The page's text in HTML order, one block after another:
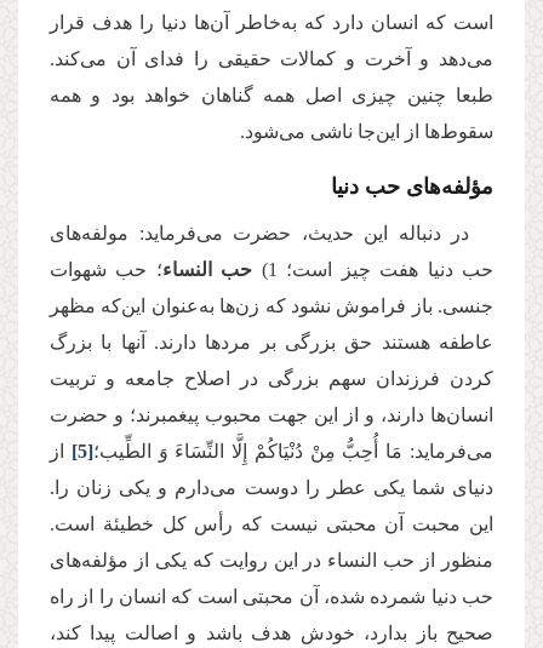
است که انسان دارد که به‌خاطر آن‌ها دنیا را هدف قرار
می‌دهد و آخرت و کمالات حقیقی را فدای آن می‌کند.
طبعا چنین چیزی اصل همه گناهان خواهد بود و همه
سقوط‌ها از این‌جا ناشی می‌شود.
مؤلفه‌های حب دنیا
در دنباله این حدیث، حضرت می‌فرماید: مولفه‌های
حب دنیا هفت چیز است؛ 1)
حب النساء؛ حب شهوات
جنسی. باز فراموش نشود که زن‌ها به‌عنوان این‌که مظهر
عاطفه هستند حق بزرگی بر مردها دارند. آنها با بزرگ‌
کردن فرزندان سهم بزرگی در اصلاح جامعه و تربیت
انسان‌ها دارند، و از این جهت محبوب پیغمبرند؛ و حضرت
می‌فرماید: مَا أُحِبُّ مِنْ دُنْیَاكُمْ إِلَّا النِّسَاءَ وَ الطِّیب؛‏[5] از
دنیای شما یکی عطر را دوست می‌دارم و یکی زنان را.
این محبت آن محبتی نیست که رأس کل خطیئة است.
منظور از حب النساء در این روایت که یکی از مؤلفه‌های
حب دنیا شمرده شده، آن محبتی است که انسان را از راه
صحیح باز بدارد، خودش هدف باشد و اصالت پیدا کند،